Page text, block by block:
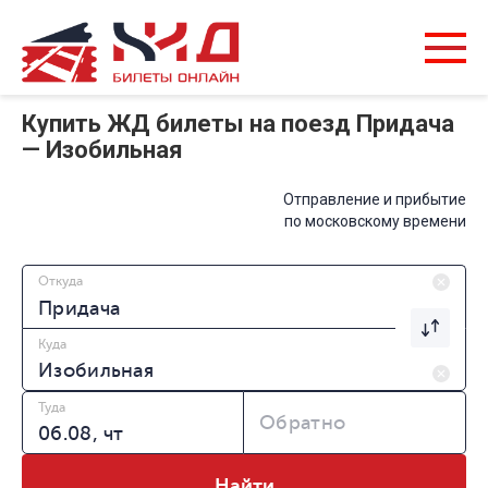
Купить ЖД билеты на поезд Придача
— Изобильная
Отправление и прибытие
по московскому времени
Откуда
Куда
Туда
Обратно